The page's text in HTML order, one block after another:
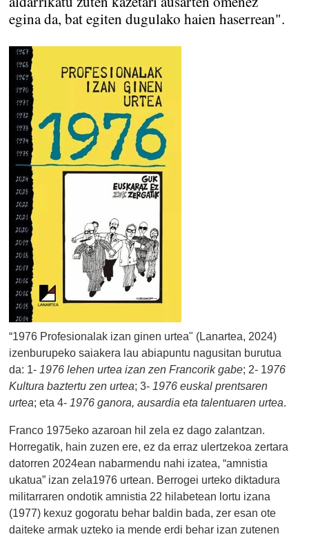
egina da, bat egiten dugulako haien haserrean".
“1976 Profesionalak izan ginen urtea" (Lanartea, 2024)
izenburupeko saiakera lau abiapuntu nagusitan burutua
da: 1- 1976 lehen urtea izan zen Francorik gabe; 2- 1976
Kultura baztertu zen urtea; 3- 1976 euskal prentsaren
urtea; eta 4- 1976 ganora, ausardia eta talentuaren urtea.
Franco 1975eko azaroan hil zela ez dago zalantzan.
Horregatik, hain zuzen ere, ez da erraz ulertzekoa zertara
datorren 2024ean nabarmendu nahi izatea, “amnistia
ukatua” izan zela1976 urtean. Berrogei urteko diktadura
militarraren ondotik amnistia 22 hilabetean lortu izana
(1977) kexuz gogoratu behar baldin bada, zer esan ote
daiteke armak uzteko ia mende erdi behar izan zutenen